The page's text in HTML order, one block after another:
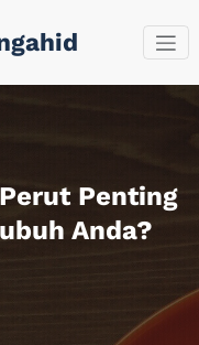
Penting
Anda?